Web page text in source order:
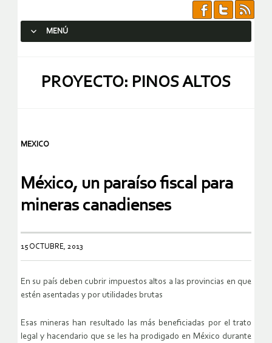
MENÚ
PROYECTO: PINOS ALTOS
MEXICO
México, un paraíso fiscal para
mineras canadienses
15 OCTUBRE, 2013
En su país deben cubrir impuestos altos a las provincias en que
estén asentadas y por utilidades brutas
Esas mineras han resultado las más beneficiadas por el trato
legal y hacendario que se les ha prodigado en México durante